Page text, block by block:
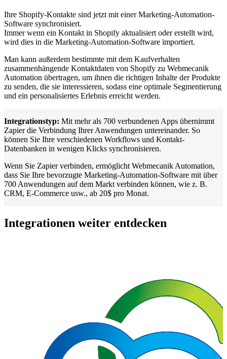
Ihre Shopify-Kontakte sind jetzt mit einer Marketing-Automation-
Software synchronisiert.
Immer wenn ein Kontakt in Shopify aktualisiert oder erstellt wird,
wird dies in die Marketing-Automation-Software importiert.
Man kann außerdem bestimmte mit dem Kaufverhalten
zusammenhängende Kontaktdaten von Shopify zu Webmecanik
Automation übertragen, um ihnen die richtigen Inhalte der Produkte
zu senden, die sie interessieren, sodass eine optimale Segmentierung
und ein personalisiertes Erlebnis erreicht werden.
Integrationstyp: Mit mehr als 700 verbundenen Apps übernimmt
Zapier die Verbindung Ihrer Anwendungen untereinander. So
können Sie Ihre verschiedenen Workflows und Kontakt-
Datenbanken in wenigen Klicks synchronisieren.
Wenn Sie Zapier verbinden, ermöglicht Webmecanik Automation,
dass Sie Ihre bevorzugte Marketing-Automation-Software mit über
700 Anwendungen auf dem Markt verbinden können, wie z. B.
CRM, E-Commerce usw., ab 20$ pro Monat.
Integrationen weiter entdecken